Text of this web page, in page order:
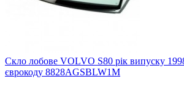
Скло лобове VOLVO S80 рік випуску
єврокоду 8828AGSBLW1M